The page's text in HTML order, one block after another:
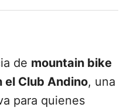
de mountain bike
el Club Andino, una
para quienes